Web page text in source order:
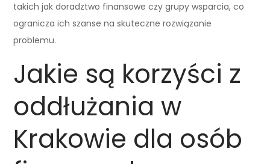
takich jak doradztwo finansowe czy grupy wsparcia, co
ogranicza ich szanse na skuteczne rozwiązanie
problemu.
Jakie są korzyści z
oddłużania w
Krakowie dla osób